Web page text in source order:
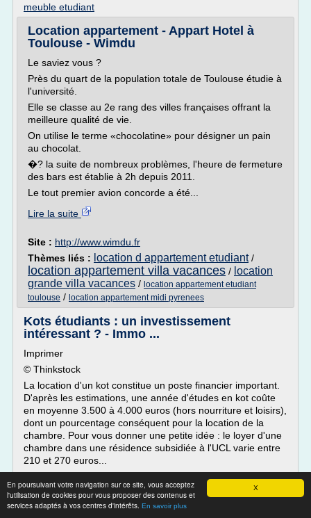
X
En poursuivant votre navigation sur ce site, vous acceptez
l'utilisation de cookies pour vous proposer des contenus et
services adaptés à vos centres d'intérêts. En savoir plus
meuble etudiant
Location appartement - Appart Hotel à
Toulouse - Wimdu
Le saviez vous ?
Près du quart de la population totale de Toulouse étudie à
l'université.
Elle se classe au 2e rang des villes françaises offrant la
meilleure qualité de vie.
On utilise le terme «chocolatine» pour désigner un pain
au chocolat.
�? la suite de nombreux problèmes, l'heure de fermeture
des bars est établie à 2h depuis 2011.
Le tout premier avion concorde a été...
Lire la suite
Site : http://www.wimdu.fr
Thèmes liés : location d appartement etudiant/
location appartement villa vacances / location
grande villa vacances / location appartement etudiant
toulouse / location appartement midi pyrenees
Kots étudiants : un investissement
intéressant ? - Immo ...
Imprimer
© Thinkstock
La location d'un kot constitue un poste financier important.
D'après les estimations, une année d'études en kot coûte
en moyenne 3.500 à 4.000 euros (hors nourriture et loisirs),
dont un pourcentage conséquent pour la location de la
chambre. Pour vous donner une petite idée : le loyer d'une
chambre dans une résidence subsidiée à l'UCL varie entre
210 et 270 euros...
Lire la suite
Site :http://trends.levif.be